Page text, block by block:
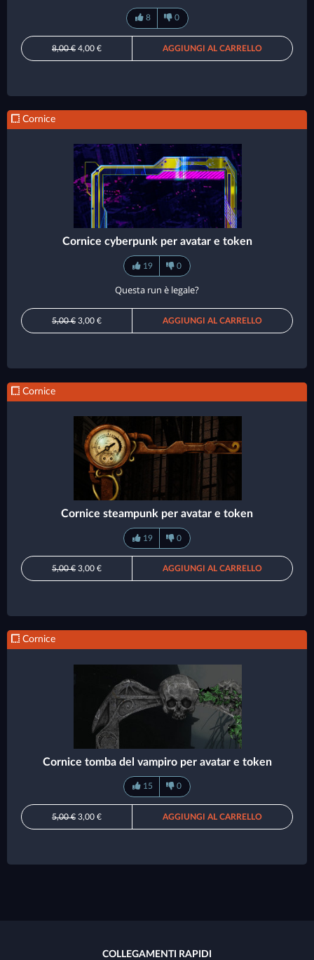
8 0
8,00 € 4,00 € AGGIUNGI AL CARRELLO
Cornice
Cornice cyberpunk per avatar e token
19 0
Questa run è legale?
5,00 € 3,00 € AGGIUNGI AL CARRELLO
Cornice
Cornice steampunk per avatar e token
19 0
5,00 € 3,00 € AGGIUNGI AL CARRELLO
Cornice
Cornice tomba del vampiro per avatar e token
15 0
5,00 € 3,00 € AGGIUNGI AL CARRELLO
COLLEGAMENTI RAPIDI